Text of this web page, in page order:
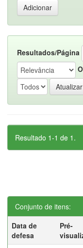
Resultados/Página
Resultado 1-1 de 1.
Conjunto de itens:
Data de
defesa
Pré-